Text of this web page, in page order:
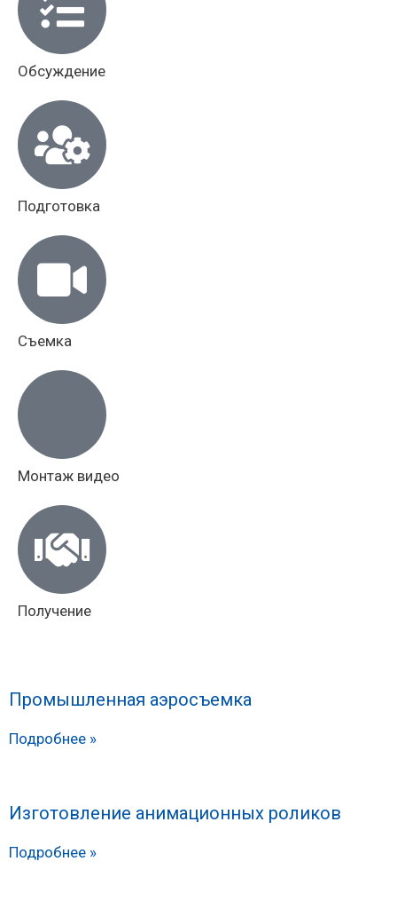
Обсуждение
Подготовка
Съемка
Монтаж видео
Получение
Промышленная аэросъемка
Подробнее »
Изготовление анимационных роликов
Подробнее »